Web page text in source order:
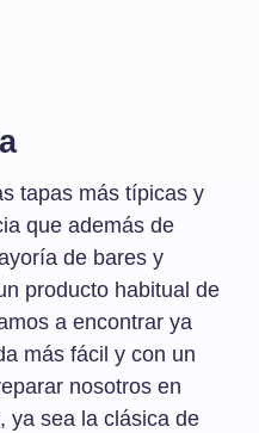
tapas más típicas y
que además de
de bares y
producto habitual de
a encontrar ya
más fácil y con un
nosotros en
ya sea la clásica de